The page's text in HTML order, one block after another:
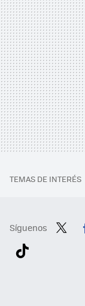
TEMAS DE INTERÉS
Síguenos